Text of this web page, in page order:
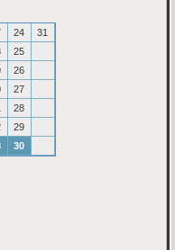
24
31
25
26
27
28
29
30